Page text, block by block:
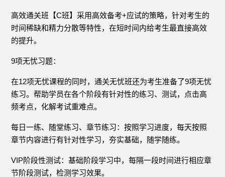
高效通关班【C班】采用高效备考+应试的策略，针对考生的
时间稀缺和精力分散等特性，在短时间内给考生最直接高效
的提升。
9项无忧习题：
在12项无忧课程的同时，通关无忧班还为考生准备了9项无忧
练习。帮助学员在各个阶段有针对性的练习、测试，点击高
频考点，化解考试重难点。
每日一练、随堂练习、章节练习：按照学习进度，每天按照
章节内容进行有针对性学习，夯实基础，随学随练。
VIP阶段性测试：基础阶段学习中，每隔一段时间进行相应章
节阶段测试，检测学习效果。